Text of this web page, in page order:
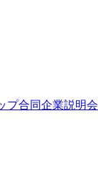
プ合同企業説明会